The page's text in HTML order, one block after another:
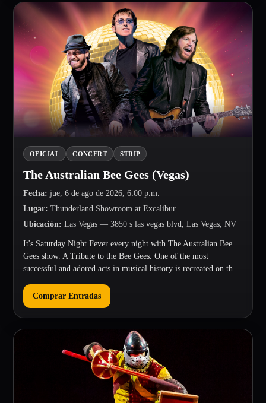
OFICIAL CONCERT STRIP
The Australian Bee Gees (Vegas)
Fecha: jue, 6 de ago de 2026, 6:00 p.m.
Lugar: Thunderland Showroom at Excalibur
Ubicación: Las Vegas — 3850 s las vegas blvd, Las Vegas, NV
It's Saturday Night Fever every night with The Australian Bee
Gees show. A Tribute to the Bee Gees. One of the most
successful and adored acts in musical history is recreated on th...
Comprar Entradas